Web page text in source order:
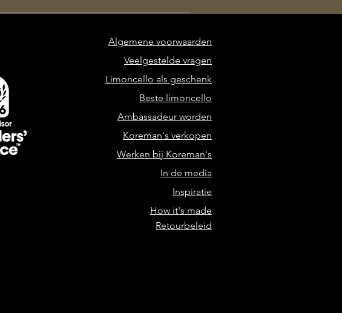
Algemene voorwaarden
Veelgestelde vragen
Limoncello als geschenk
Beste limoncello
Ambassadeur worden
Koreman's verkopen
Werken bij Koreman's
In de media
Inspiratie
How it's made
Retourbeleid